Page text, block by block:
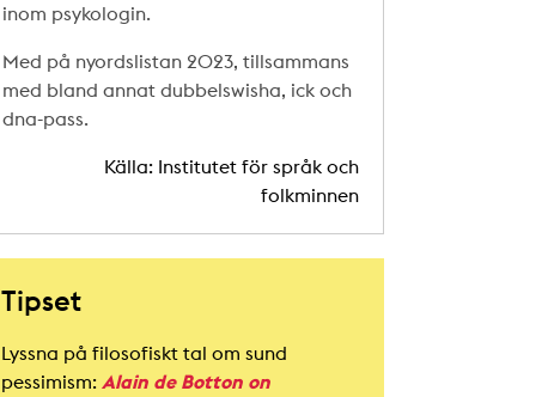
inom psykologin.
Med på nyordslistan 2023, tillsammans
med bland annat dubbelswisha, ick och
dna-pass.
Källa: Institutet för språk och
folkminnen
Tipset
Lyssna på filosofiskt tal om sund
pessimism: Alain de Botton on